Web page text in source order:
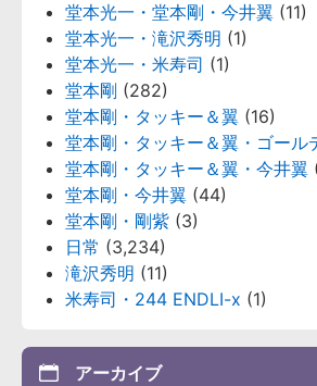
堂本光一・堂本剛・今井翼 (11)
堂本光一・滝沢秀明 (1)
堂本光一・米寿司 (1)
堂本剛 (282)
堂本剛・タッキー＆翼 (16)
堂本剛・タッキー＆翼・ゴール
堂本剛・タッキー＆翼・今井翼
堂本剛・今井翼 (44)
堂本剛・剛紫 (3)
日常 (3,234)
滝沢秀明 (11)
米寿司・244 ENDLI-x (1)
アーカイブ